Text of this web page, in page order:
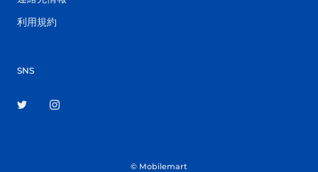
利用規約
SNS
© Mobilemart